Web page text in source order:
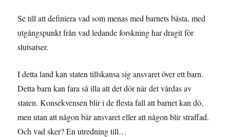
Se till att definiera vad som menas med barnets bästa, med
utgångspunkt från vad ledande forskning har dragit för
slutsatser.
I detta land kan staten tillskansa sig ansvaret över ett barn.
Detta barn kan fara så illa att det dör när det vårdas av
staten. Konsekvensen blir i de flesta fall att barnet kan dö,
men utan att någon bär ansvaret eller att någon blir straffad.
Och vad sker? En utredning till…